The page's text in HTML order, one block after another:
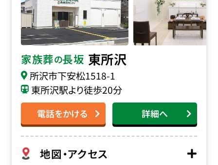
家族葬の長坂 東所沢
所沢市下安松1518-1
東所沢駅より徒歩20分
電話をかける 詳細へ
地図・アクセス